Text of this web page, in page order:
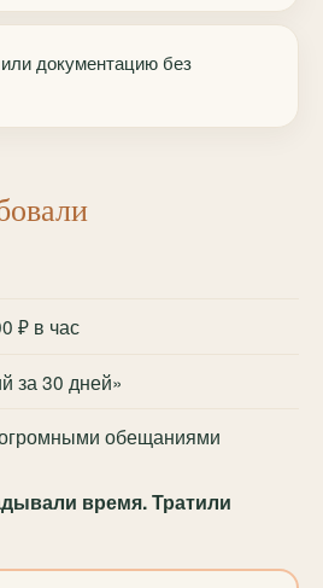
документацию без
₽ в час
за 30 дней»
обещаниями
время. Тратили